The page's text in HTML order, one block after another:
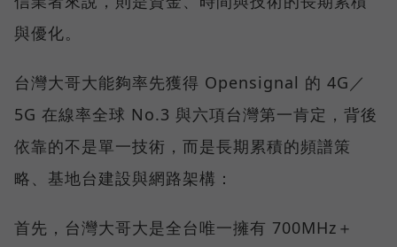
與優化。
台灣大哥大能夠率先獲得 Opensignal 的 4G／
5G 在線率全球 No.3 與六項台灣第一肯定，背後
依靠的不是單一技術，而是長期累積的頻譜策
略、基地台建設與網路架構：
首先，台灣大哥大是全台唯一擁有 700MHz＋